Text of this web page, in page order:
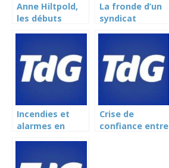
Anne Hiltpold,
les débuts
genevoise
ambitieuse (Le
Temps)
La fronde d’un
syndicat
Emery-
Torracinta (Le
Temps)
Incendies et
alarmes en
de Genève)
Crise de
confiance entre